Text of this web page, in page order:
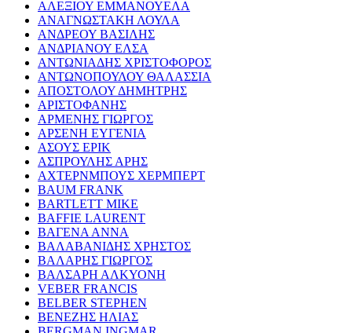
ΑΛΕΞΙΟΥ ΕΜΜΑΝΟΥΕΛΑ
ΑΝΑΓΝΩΣΤΑΚΗ ΛΟΥΛΑ
ΑΝΔΡΕΟΥ ΒΑΣΙΛΗΣ
ΑΝΔΡΙΑΝΟΥ ΕΛΣΑ
ΑΝΤΩΝΙΑΔΗΣ ΧΡΙΣΤΟΦΟΡΟΣ
ΑΝΤΩΝΟΠΟΥΛΟΥ ΘΑΛΑΣΣΙΑ
ΑΠΟΣΤΟΛΟΥ ΔΗΜΗΤΡΗΣ
ΑΡΙΣΤΟΦΑΝΗΣ
ΑΡΜΕΝΗΣ ΓΙΩΡΓΟΣ
ΑΡΣΕΝΗ ΕΥΓΕΝΙΑ
ΑΣΟΥΣ ΕΡΙΚ
ΑΣΠΡΟΥΛΗΣ ΑΡΗΣ
ΑΧΤΕΡΝΜΠΟΥΣ ΧΕΡΜΠΕΡΤ
BAUM FRANK
BARTLETT MIKE
BAFFIE LAURENT
ΒΑΓΕΝΑ ΑΝΝΑ
ΒΑΛΑΒΑΝΙΔΗΣ ΧΡΗΣΤΟΣ
ΒΑΛΑΡΗΣ ΓΙΩΡΓΟΣ
ΒΑΛΣΑΡΗ ΑΛΚΥΟΝΗ
VEBER FRANCIS
BELBER STEPHEN
ΒΕΝΕΖΗΣ ΗΛΙΑΣ